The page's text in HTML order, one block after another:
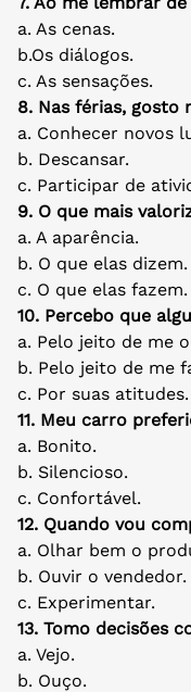
a. As cenas.
b.Os diálogos.
c. As sensações.
8. Nas férias, gosto
a. Conhecer novos
b. Descansar.
c. Participar de
9. O que mais
a. A aparência.
b. O que elas dizem.
c. O que elas fazem.
10. Percebo que
a. Pelo jeito de me
b. Pelo jeito de me
c. Por suas atitudes.
11. Meu carro
a. Bonito.
b. Silencioso.
c. Confortável.
12. Quando vou
a. Olhar bem o
b. Ouvir o vendedor.
c. Experimentar.
13. Tomo decisões
a. Vejo.
b. Ouço.